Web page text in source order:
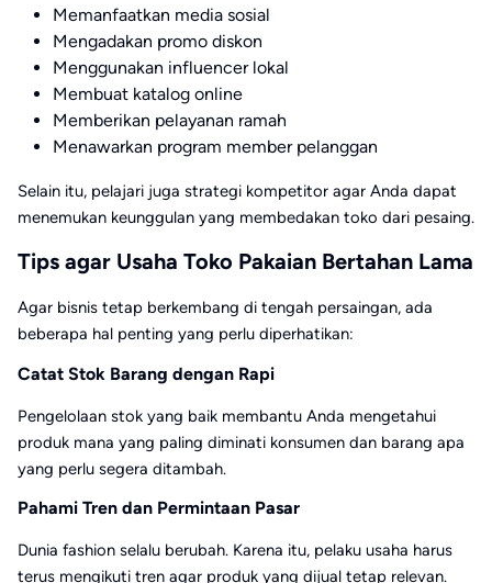
Memanfaatkan media sosial
Mengadakan promo diskon
Menggunakan influencer lokal
Membuat katalog online
Memberikan pelayanan ramah
Menawarkan program member pelanggan
Selain itu, pelajari juga strategi kompetitor agar Anda dapat
menemukan keunggulan yang membedakan toko dari pesaing.
Tips agar Usaha Toko Pakaian Bertahan Lama
Agar bisnis tetap berkembang di tengah persaingan, ada
beberapa hal penting yang perlu diperhatikan:
Catat Stok Barang dengan Rapi
Pengelolaan stok yang baik membantu Anda mengetahui
produk mana yang paling diminati konsumen dan barang apa
yang perlu segera ditambah.
Pahami Tren dan Permintaan Pasar
Dunia fashion selalu berubah. Karena itu, pelaku usaha harus
terus mengikuti tren agar produk yang dijual tetap relevan.